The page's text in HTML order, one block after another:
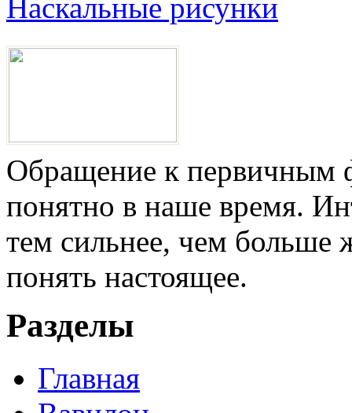
Наскальные рисунки
Обращение к первичным
понятно в наше время.
тем сильнее, чем больше
понять настоящее.
Разделы
Главная